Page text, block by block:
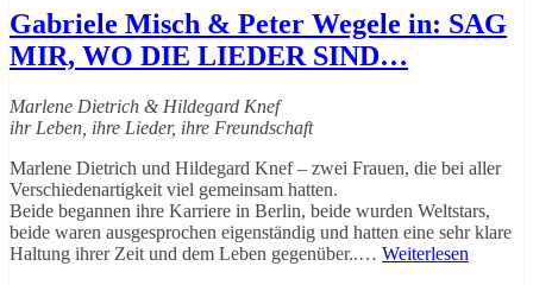
Gabriele Misch & Peter Wegele in: SAG
MIR, WO DIE LIEDER SIND…
Marlene Dietrich & Hildegard Knef
ihr Leben, ihre Lieder, ihre Freundschaft
Marlene Dietrich und Hildegard Knef – zwei Frauen, die bei aller
Verschiedenartigkeit viel gemeinsam hatten.
Beide begannen ihre Karriere in Berlin, beide wurden Weltstars,
beide waren ausgesprochen eigenständig und hatten eine sehr klare
Haltung ihrer Zeit und dem Leben gegenüber..… Weiterlesen